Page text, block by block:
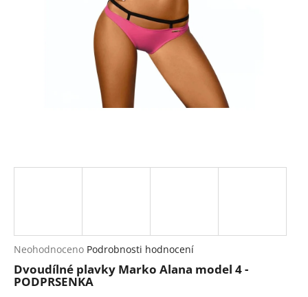
Průměrné
hodnocení
produktu
je
Neohodnoceno Podrobnosti hodnocení
Dvoudílné plavky Marko Alana model 4 -
PODPRSENKA
o
p
o
r